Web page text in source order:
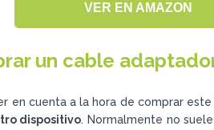
VER EN AMAZON
un cable
en cuenta a la hora de comprar
dispositivo. Normalmente no